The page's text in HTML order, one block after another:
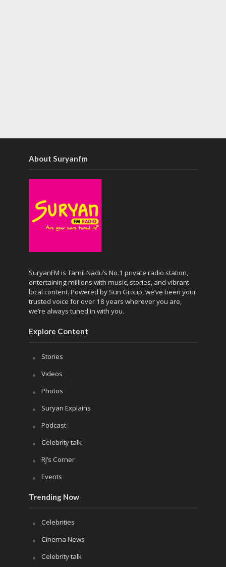
About Suryanfm
SuryanFM is Tamil Nadu’s No.1 private radio station,
entertaining millions with music, stories, and vibrant
local content. Powered by Sun Group, we’ve been your
trusted voice for over 18 years wherever you are,
we’re always tuned in with you.
Explore Content
Stories
Videos
Photos
Suryan Explains
Podcast
Celebrity talk
RJ’s Corner
Events
Trending Now
Celebrities
Cinema News
Celebrity talk